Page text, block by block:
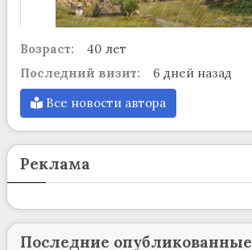
Возраст:
40 лет
Последний визит:
6 дней назад
Все новости автора
Реклама
Последние опубликованные